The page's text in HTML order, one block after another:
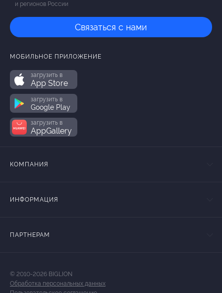
и регионов России
Связаться с нами
МОБИЛЬНОЕ ПРИЛОЖЕНИЕ
загрузить в
App Store
загрузить в
Google Play
загрузить в
AppGallery
КОМПАНИЯ
ИНФОРМАЦИЯ
ПАРТНЕРАМ
© 2010-2026 BIGLION
Обработка персональных данных